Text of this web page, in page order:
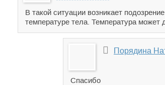
В такой ситуации возникает
температуре тела. Температура может
Порядина
Спасибо